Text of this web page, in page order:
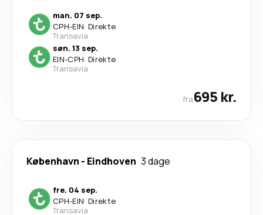
man. 07 sep.
CPH-EIN· Direkte
Transavia
søn. 13 sep.
EIN-CPH· Direkte
Transavia
fra695 kr.
København - Eindhoven 3 dage
fre. 04 sep.
CPH-EIN· Direkte
Transavia